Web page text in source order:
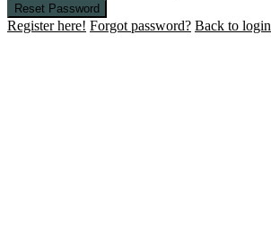
Reset Password
Register here! Forgot password? Back to login